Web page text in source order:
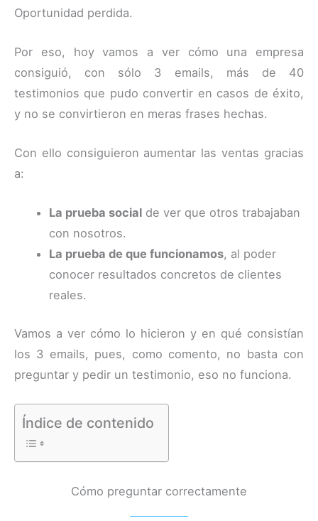
Oportunidad perdida.
Por eso, hoy vamos a ver cómo una empresa
consiguió, con sólo 3 emails, más de 40
testimonios que pudo convertir en casos de éxito,
y no se convirtieron en meras frases hechas.
Con ello consiguieron aumentar las ventas gracias
a:
La prueba social de ver que otros trabajaban
con nosotros.
La prueba de que funcionamos, al poder
conocer resultados concretos de clientes
reales.
Vamos a ver cómo lo hicieron y en qué consistían
los 3 emails, pues, como comento, no basta con
preguntar y pedir un testimonio, eso no funciona.
Índice de contenido
Cómo preguntar correctamente